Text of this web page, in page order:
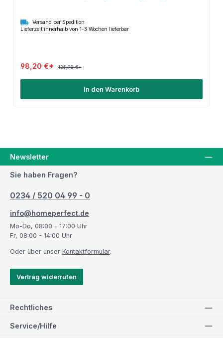
Versand per Spedition
Lieferzeit innerhalb von 1-3 Wochen lieferbar
98,20 €* 125,98 €*
In den Warenkorb
Newsletter
Sie haben Fragen?
0234 / 520 04 99 - 0
info@homeperfect.de
Mo-Do, 08:00 - 17:00 Uhr
Fr, 08:00 - 14:00 Uhr
Oder über unser Kontaktformular.
Vertrag widerrufen
Rechtliches
Service/Hilfe